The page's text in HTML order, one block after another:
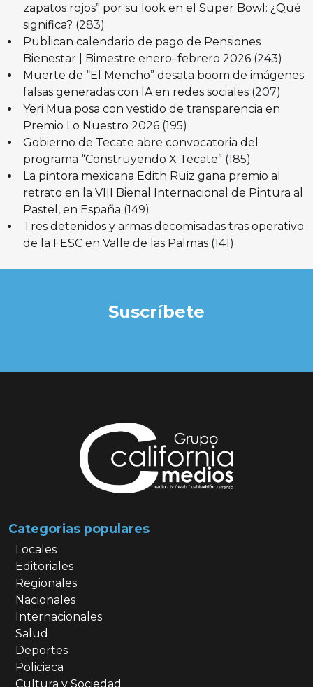
zapatos rojos” por su look en el Super Bowl: ¿Qué
significa? (283)
Publican calendario de pago de Pensiones
Bienestar | Bimestre enero–febrero 2026 (243)
Muerte de “El Mencho” desata boom de imágenes
falsas generadas con IA en redes sociales (207)
Yeri Mua posa con vestido de transparencia en
Premio Lo Nuestro 2026 (195)
Gobierno de Tecate abre convocatoria del
programa “Construyendo X Tecate” (185)
La pintora mexicana Edith Ruiz gana premio al
retrato en la VIII Bienal Internacional de Pintura al
Pastel, en España (149)
Tres detenidos y armas decomisadas tras operativo
de la FESC en Valle de las Palmas (141)
Suscríbete
Categorias populares
Locales
Editoriales
Regionales
Nacionales
Internacionales
Salud
Deportes
Policiaca
Cultura y Sociedad